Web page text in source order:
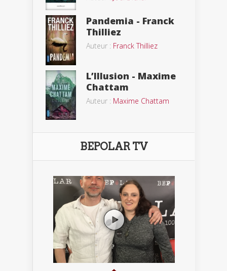
Pandemia - Franck
Thilliez
Auteur : Franck Thilliez
L’Illusion - Maxime
Chattam
Auteur : Maxime Chattam
BEPOLAR TV